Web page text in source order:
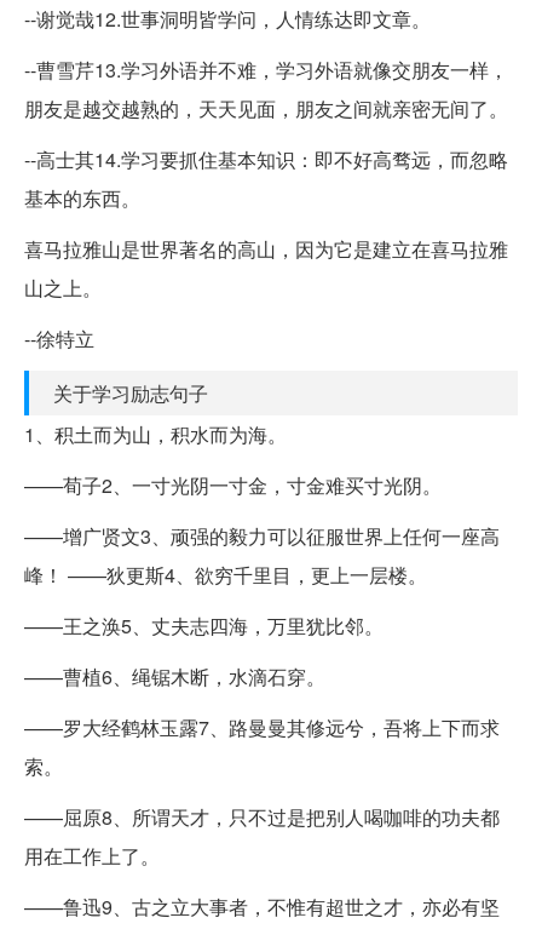
--谢觉哉12.世事洞明皆学问，人情练达即文章。
--曹雪芹13.学习外语并不难，学习外语就像交朋友一样，
朋友是越交越熟的，天天见面，朋友之间就亲密无间了。
--高士其14.学习要抓住基本知识：即不好高骛远，而忽略
基本的东西。
喜马拉雅山是世界著名的高山，因为它是建立在喜马拉雅
山之上。
--徐特立
关于学习励志句子
1、积土而为山，积水而为海。
——荀子2、一寸光阴一寸金，寸金难买寸光阴。
——增广贤文3、顽强的毅力可以征服世界上任何一座高
峰！ ——狄更斯4、欲穷千里目，更上一层楼。
——王之涣5、丈夫志四海，万里犹比邻。
——曹植6、绳锯木断，水滴石穿。
——罗大经鹤林玉露7、路曼曼其修远兮，吾将上下而求
索。
——屈原8、所谓天才，只不过是把别人喝咖啡的功夫都
用在工作上了。
——鲁迅9、古之立大事者，不惟有超世之才，亦必有坚